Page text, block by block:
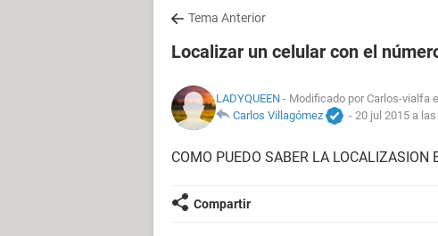
Tema Anterior
Localizar un celular con el
LADYQUEEN - Modificado por Carlos-vialfa
Carlos Villagómez
- 20 jul 2015 a las
COMO PUEDO SABER LA LOCALIZASION
Compartir